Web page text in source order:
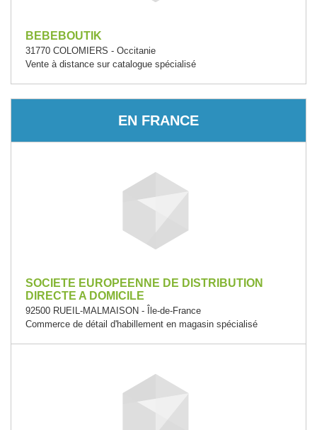
BEBEBOUTIK
31770 COLOMIERS - Occitanie
Vente à distance sur catalogue spécialisé
EN FRANCE
SOCIETE EUROPEENNE DE DISTRIBUTION
DIRECTE A DOMICILE
92500 RUEIL-MALMAISON - Île-de-France
Commerce de détail d'habillement en magasin spécialisé